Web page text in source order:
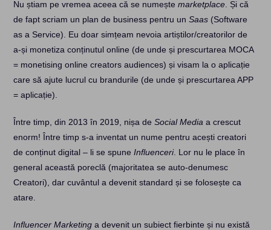
Nu știam pe vremea aceea că se numeștemarketplace . Și că
de fapt scriam un plan de business pentru unSaas (Software
as a Service). Eu doar simțeam nevoia artiștilor/creatorilor de
a-și monetiza conținutul online (de unde și prescurtarea MOCA
= monetising online creators audiences) și visam la o aplicație
care să ajute lucrul cu brandurile (de unde și prescurtarea APP
= aplicație).
Între timp, din 2013 în 2019, nișa deSocial Media a crescut
enorm! Între timp s-a inventat un nume pentru acești creatori
de conținut digital – li se spuneInfluenceri. Lor nu le place în
general această poreclă (majoritatea se auto-denumesc
Creatori), dar cuvântul a devenit standard și se folosește ca
atare.
Influencer Marketing a devenit un subiect fierbinte și nu există